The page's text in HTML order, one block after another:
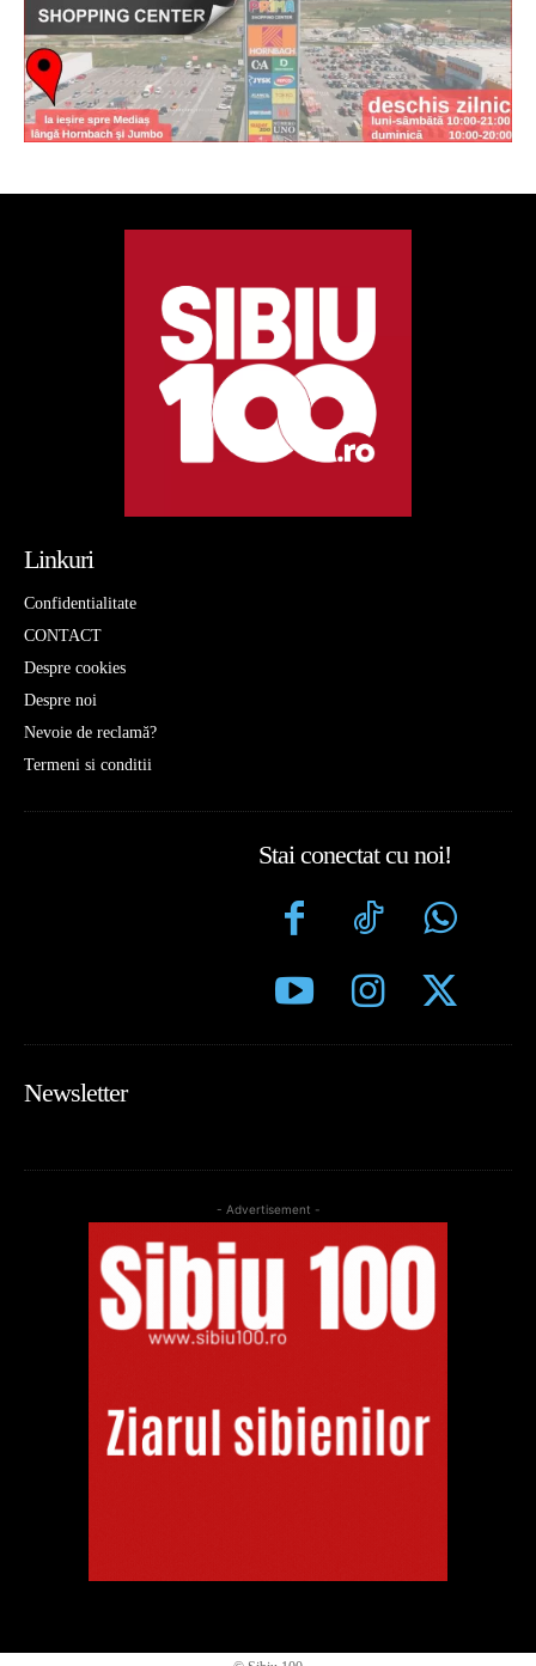
Linkuri
Confidentialitate
CONTACT
Despre cookies
Despre noi
Nevoie de reclamă?
Termeni si conditii
Stai conectat cu noi!
Newsletter
- Advertisement -